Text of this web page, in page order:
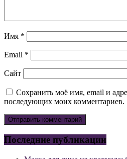
Имя *
Email *
Сайт
Сохранить моё имя, email и
последующих моих комментариев.
Последние публикации